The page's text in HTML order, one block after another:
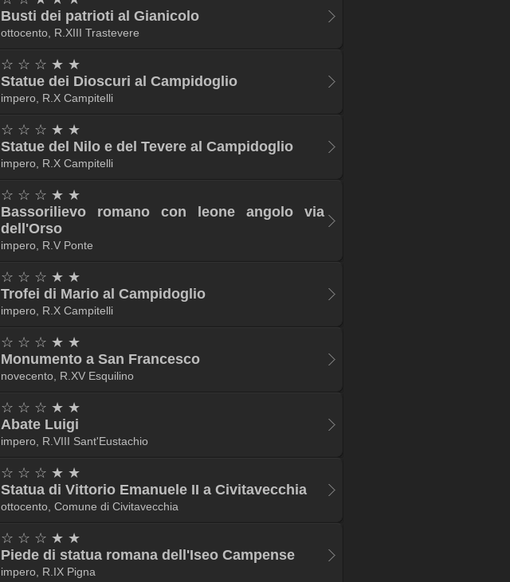
Busti dei patrioti al Gianicolo
ottocento, R.XIII Trastevere
☆ ☆ ☆ ★ ★
Statue dei Dioscuri al Campidoglio
impero, R.X Campitelli
☆ ☆ ☆ ★ ★
Statue del Nilo e del Tevere al Campidoglio
impero, R.X Campitelli
☆ ☆ ☆ ★ ★
Bassorilievo romano con leone angolo via
dell'Orso
impero, R.V Ponte
☆ ☆ ☆ ★ ★
Trofei di Mario al Campidoglio
impero, R.X Campitelli
☆ ☆ ☆ ★ ★
Monumento a San Francesco
novecento, R.XV Esquilino
☆ ☆ ☆ ★ ★
Abate Luigi
impero, R.VIII Sant'Eustachio
☆ ☆ ☆ ★ ★
Statua di Vittorio Emanuele II a Civitavecchia
ottocento, Comune di Civitavecchia
☆ ☆ ☆ ★ ★
Piede di statua romana dell'Iseo Campense
impero, R.IX Pigna